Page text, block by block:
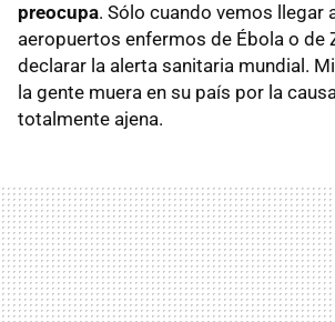
preocupa. Sólo cuando vemos llegar
aeropuertos enfermos de Ébola o de
declarar la alerta sanitaria mundial.
la gente muera en su país por la
totalmente ajena.